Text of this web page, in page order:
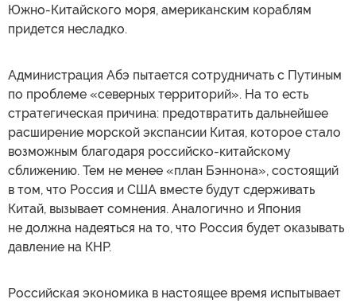
Южно-Китайского моря, американским кораблям
придется несладко.
Администрация Абэ пытается сотрудничать с Путиным
по проблеме «северных территорий». На то есть
стратегическая причина: предотвратить дальнейшее
расширение морской экспансии Китая, которое стало
возможным благодаря российско-китайскому
сближению. Тем не менее «план Бэннона», состоящий
в том, что Россия и США вместе будут сдерживать
Китай, вызывает сомнения. Аналогично и Япония
не должна надеяться на то, что Россия будет оказывать
давление на КНР.
Российская экономика в настоящее время испытывает